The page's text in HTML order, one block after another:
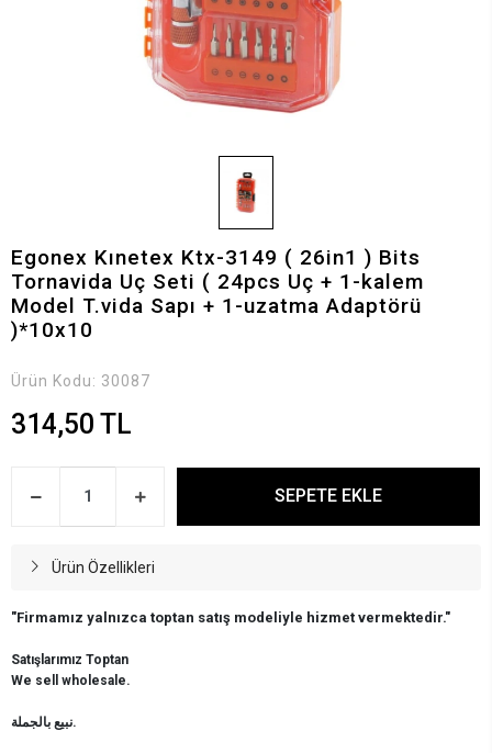
Egonex Kınetex Ktx-3149 ( 26in1 ) Bits
Tornavida Uç Seti ( 24pcs Uç + 1-kalem
Model T.vida Sapı + 1-uzatma Adaptörü
)*10x10
Ürün Kodu: 30087
314,50 TL
SEPETE EKLE
Ürün Özellikleri
"Firmamız yalnızca toptan satış modeliyle hizmet vermektedir."
Satışlarımız Toptan
We sell wholesale.
نبيع بالجملة.